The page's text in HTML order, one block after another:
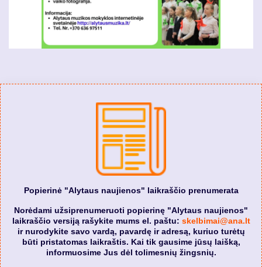
Popierinė "Alytaus naujienos" laikraščio prenumerata
Norėdami užsiprenumeruoti popierinę "Alytaus naujienos"
laikraščio versiją rašykite mums el. paštu: skelbimai@ana.lt
ir nurodykite savo vardą, pavardę ir adresą, kuriuo turėtų
būti pristatomas laikraštis. Kai tik gausime jūsų laišką,
informuosime Jus dėl tolimesnių žingsnių.